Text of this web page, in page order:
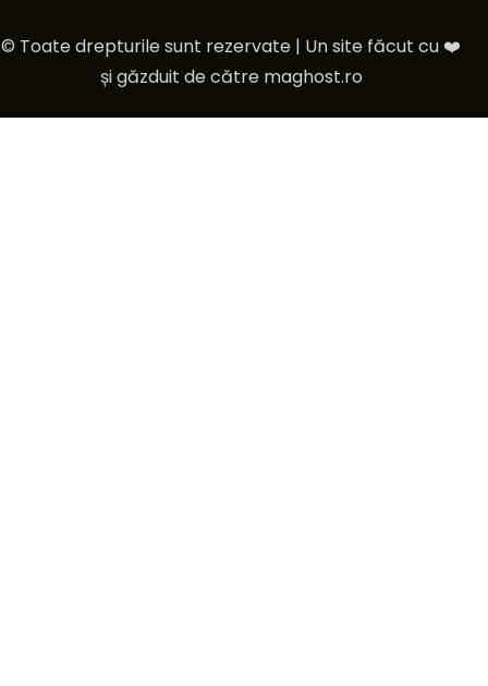
© Toate drepturile sunt rezervate | Un site făcut cu ❤️
și găzduit de către maghost.ro